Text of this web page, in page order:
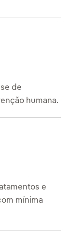
de
humana.
e
mínima